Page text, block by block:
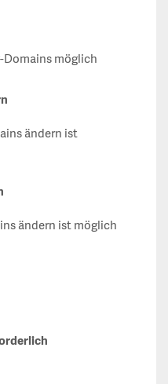
möglich
ändern ist
ändern ist möglich